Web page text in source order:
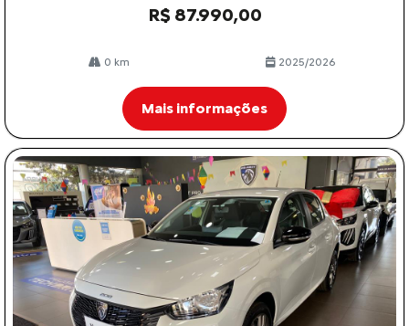
R$ 87.990,00
0 km 2025/2026
Mais informações